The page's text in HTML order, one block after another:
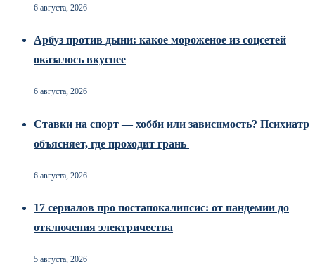
6 августа, 2026
Арбуз против дыни: какое мороженое из соцсетей
оказалось вкуснее
6 августа, 2026
Ставки на спорт — хобби или зависимость? Психиатр
объясняет, где проходит грань
6 августа, 2026
17 сериалов про постапокалипсис: от пандемии до
отключения электричества
5 августа, 2026